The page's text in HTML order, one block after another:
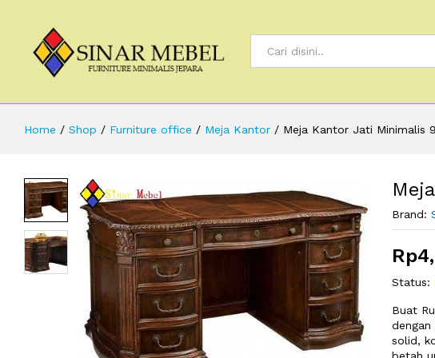
Home / Shop / Furniture office / Meja Kantor / Meja Kantor Jati Minimalis
Brand:
Rp
Status:
Buat
dengan
solid,